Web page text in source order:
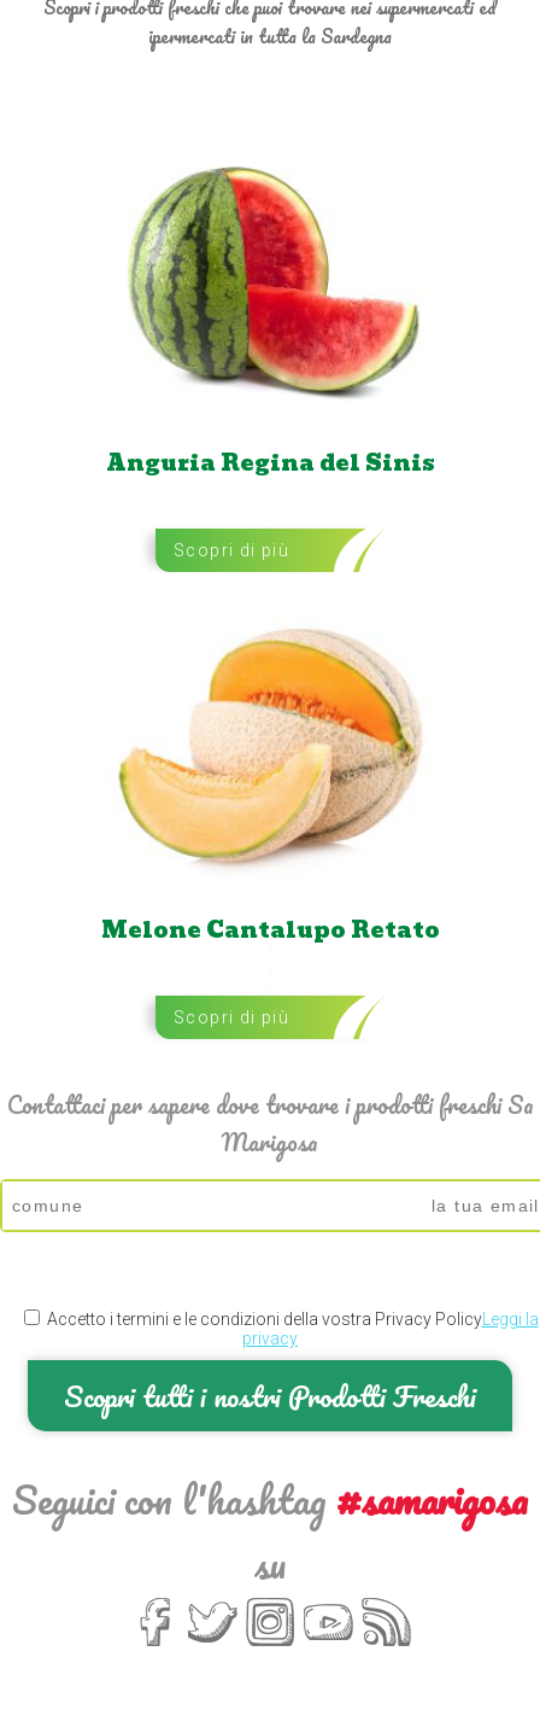
Scopri i prodotti freschi che puoi trovare nei supermercati ed
ipermercati in tutta la Sardegna
Anguria Regina del Sinis
Scopri di più
Melone Cantalupo Retato
Scopri di più
Contattaci per sapere dove trovare i prodotti freschi Sa
Marigosa
Accetto i termini e le condizioni della vostra Privacy PolicyLeggi la
privacy
Scopri tutti i nostri Prodotti Freschi
Seguici con l'hashtag#samarigosa
su